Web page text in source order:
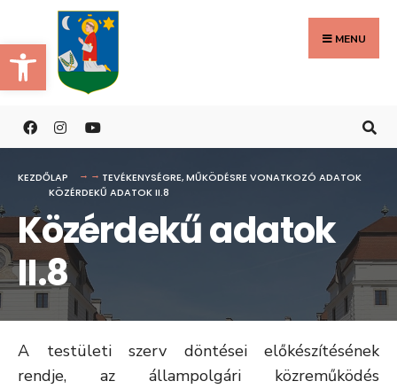
Eszköztár megnyitása
to
content
MENU
KEZDŐLAP
TEVÉKENYSÉGRE, MŰKÖDÉSRE VONATKOZÓ ADATOK
KÖZÉRDEKŰ ADATOK II.8
Közérdekű adatok
II.8
A testületi szerv döntései előkészítésének
rendje, az állampolgári közreműködés
Search